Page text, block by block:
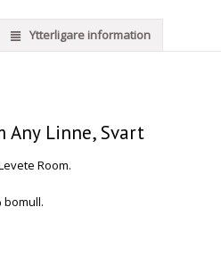
Ytterligare information
Any Linne, Svart
Room.
bomull.